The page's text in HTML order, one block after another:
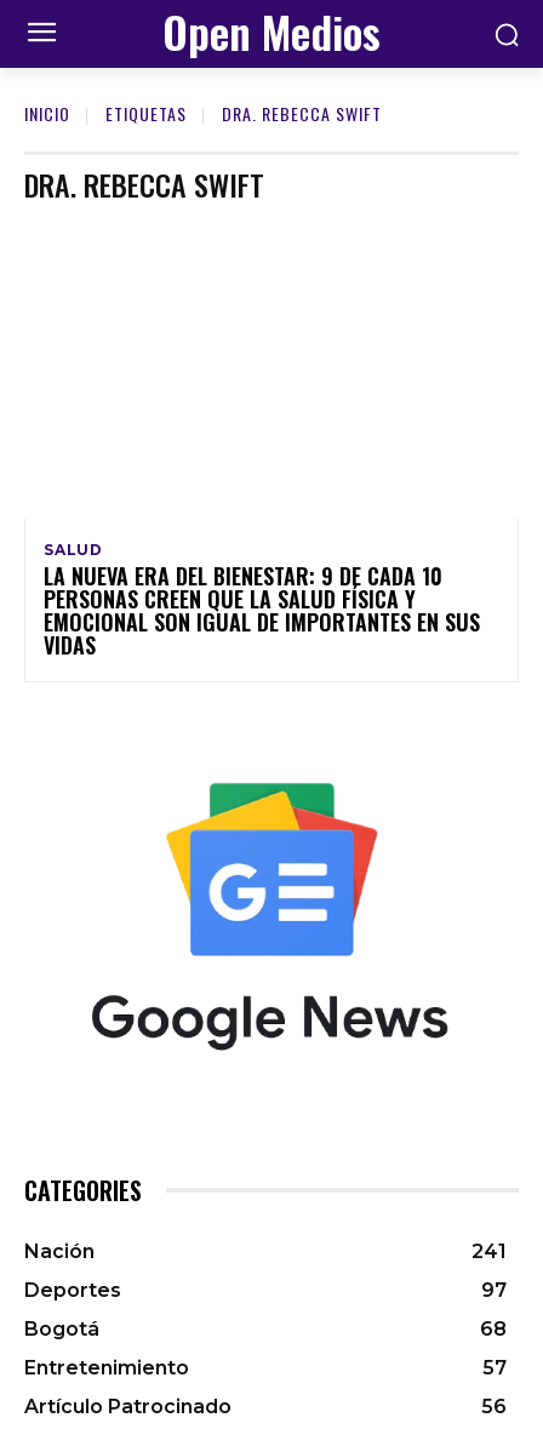
Open Medios
INICIO ETIQUETAS DRA. REBECCA SWIFT
DRA. REBECCA SWIFT
SALUD
LA NUEVA ERA DEL BIENESTAR: 9 DE CADA 10
PERSONAS CREEN QUE LA SALUD FÍSICA Y
EMOCIONAL SON IGUAL DE IMPORTANTES EN SUS
VIDAS
CATEGORIES
Nación
241
Deportes
97
Bogotá
68
Entretenimiento
57
Artículo Patrocinado
56